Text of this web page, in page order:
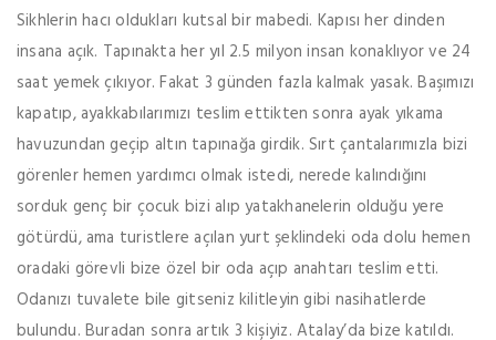
Sikhlerin hacı oldukları kutsal bir mabedi. Kapısı her dinden
insana açık. Tapınakta her yıl 2.5 milyon insan konaklıyor ve 24
saat yemek çıkıyor. Fakat 3 günden fazla kalmak yasak. Başımızı
kapatıp, ayakkabılarımızı teslim ettikten sonra ayak yıkama
havuzundan geçip altın tapınağa girdik. Sırt çantalarımızla bizi
görenler hemen yardımcı olmak istedi, nerede kalındığını
sorduk genç bir çocuk bizi alıp yatakhanelerin olduğu yere
götürdü, ama turistlere açılan yurt şeklindeki oda dolu hemen
oradaki görevli bize özel bir oda açıp anahtarı teslim etti.
Odanızı tuvalete bile gitseniz kilitleyin gibi nasihatlerde
bulundu. Buradan sonra artık 3 kişiyiz. Atalay’da bize katıldı.